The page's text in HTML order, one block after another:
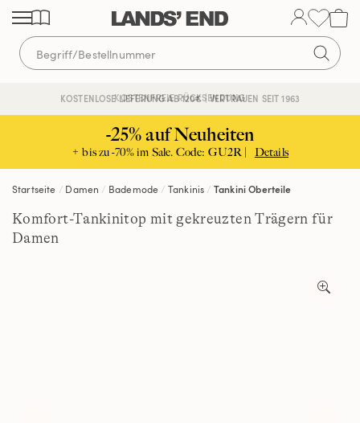
Direkt
zum
Inhalt
Direkt
zur
Navigation
Direkt
zur
Suche
KOSTENLOSE LIEFERUNG AB 120€ | VERTRAUEN SEIT 1963
KOSTENFREIE RÜCKSENDUNG
-25% auf Neuheiten
+ bis zu -70% im Sale. Code: GU2R | Details
Startseite Damen Bademode Tankinis Tankini Oberteile
Komfort-Tankinitop mit gekreuzten Trägern für
Damen